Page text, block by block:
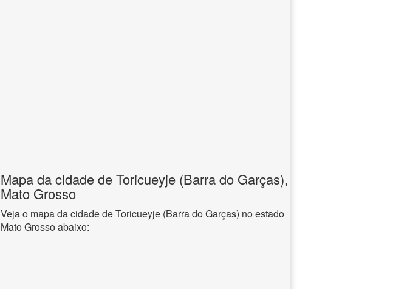
Mapa da cidade de Toricueyje (Barra do Garças),
Mato Grosso
Veja o mapa da cidade de Toricueyje (Barra do Garças) no estado
Mato Grosso abaixo: